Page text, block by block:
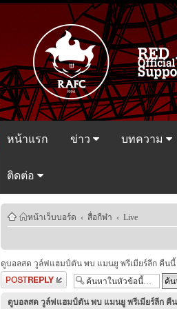
หน้าแรก ข่าว บทความ
ติดต่อ
หน้าเว็บบอร์ด ‹ สื่อกีฬา ‹ Live
ดูบอลสด วูล์ฟแฮมป์ตัน พบ แมนยู พรีเมียร์ลีก คืนนี้
ตอบกระทู้
ดูบอลสด วูล์ฟแฮมป์ตัน พบ แมนยู พรีเมียร์ลีก คืน